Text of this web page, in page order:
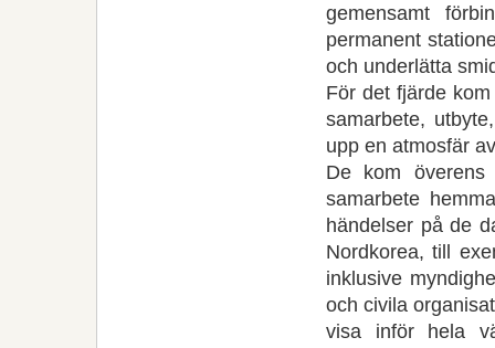
gemensamt
permanent
och underlätta
För det fjärde
samarbete,
upp en atmosfär
De kom
samarbete
händelser på de
Nordkorea, till
inklusive
och civila
visa inför hela